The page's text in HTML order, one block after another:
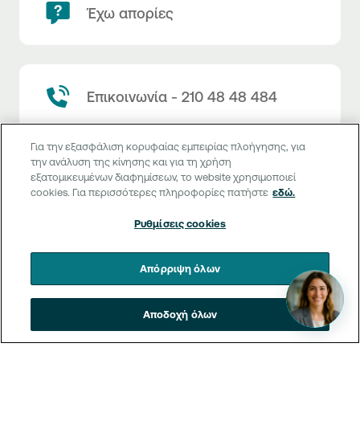
Έχω απορίες
Επικοινωνία - 210 48 48 484
Σημεία εξυπηρέτησης
Επικοινωνία και εξυπηρέτηση
Θέλω πληροφορίες
Κλείνω ραντεβού
Τιμολόγιο και όροι συναλλαγών
Τιμολόγιο της Τράπεζας
Για την εξασφάλιση κορυφαίας εμπειρίας πλοήγησης, για
την ανάλυση της κίνησης και για τη χρήση
εξατομικευμένων διαφημίσεων, το website χρησιμοποιεί
cookies. Για περισσότερες πληροφορίες πατήστε εδώ.
Ρυθμίσεις cookies
Απόρριψη όλων
Αποδοχή όλων